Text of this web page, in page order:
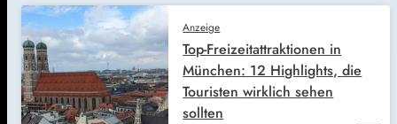
Anzeige
Top-Freizeitattraktionen in
München: 12 Highlights, die
Touristen wirklich sehen
sollten